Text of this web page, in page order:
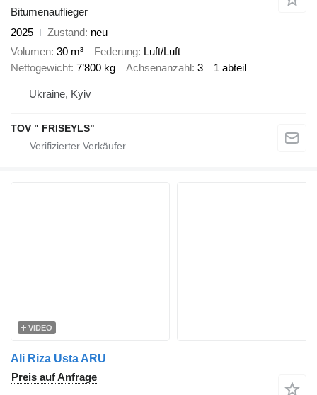
Bitumenauflieger
2025
Zustand neu
Volumen 30 m³ Federung Luft/Luft
Nettogewicht 7’800 kg Achsenanzahl 3 1 abteil
Ukraine, Kyiv
TOV " FRISEYLS"
VIDEO
Ali Riza Usta ARU
Preis auf Anfrage